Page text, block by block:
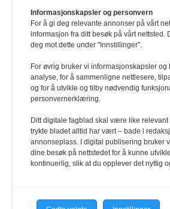
1. august 2026
Ville ha tilsvart verdens trettende største land i
denne må du ha abonnement Logg inn her
også egne abonnementer for biblioteker og
Redaksjonen
Informasjonskapsler og personvern
For å gi deg relevante annonser på vårt
informasjon fra ditt besøk på vårt nettsted.
deg mot dette under "Innstillinger".
For øvrig bruker vi informasjonskapsler
analyse, for å sammenligne nettlesere,
og for å utvikle og tilby nødvendig
personvernerklæring.
Ditt digitale fagblad skal være like relevant
trykte bladet alltid har vært – bade i
annonseplass. I digital publisering bruker
dine besøk på nettstedet for å kunne
kontinuerlig, slik at du opplever det nyttig